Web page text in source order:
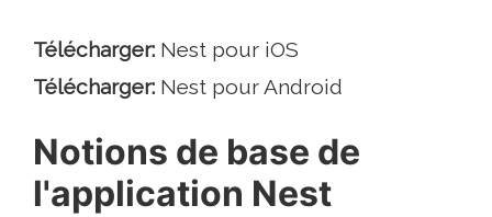
Télécharger: Nest pour iOS
Télécharger: Nest pour Android
Notions de base de
l'application Nest